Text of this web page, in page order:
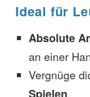
Ideal für
Absolute
an einer
Vergnüge
Spielen.